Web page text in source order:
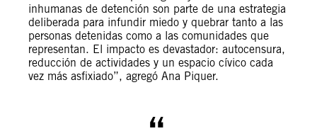
inhumanas de detención son parte de una estrategia
deliberada para infundir miedo y quebrar tanto a las
personas detenidas como a las comunidades que
representan. El impacto es devastador: autocensura,
reducción de actividades y un espacio cívico cada
vez más asfixiado”, agregó Ana Piquer.